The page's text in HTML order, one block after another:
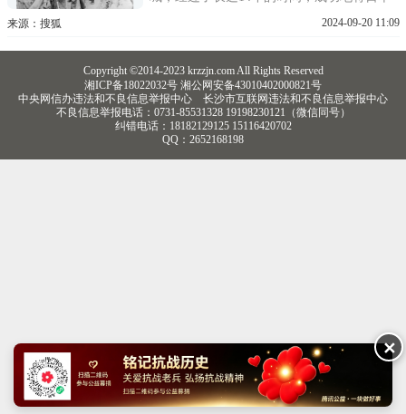
帝国主义入侵者赶出了中国。在此期间，出
来源：搜狐 2024-09-20 11:09
Copyright ©2014-2023 krzzjn.com All Rights Reserved
湘ICP备18022032号 湘公网安备43010402000821号
中央网信办违法和不良信息举报中心
长沙市互联网违法和不良信息举报中心
不良信息举报电话：0731-85531328 19198230121（微信同号）
纠错电话：18182129125 15116420702
QQ：2652168198
✕